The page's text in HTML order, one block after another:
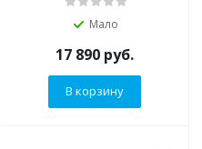
Мало
17 890руб.
В корзину